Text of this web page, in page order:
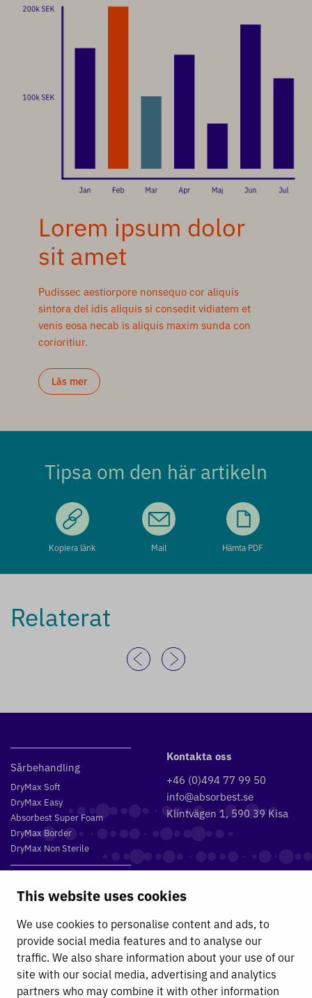
This website uses cookies
We use cookies to personalise content and ads, to
provide social media features and to analyse our
traffic. We also share information about your use of our
site with our social media, advertising and analytics
partners who may combine it with other information
Lorem ipsum dolor
sit amet
Pudissec aestiorpore nonsequo cor aliquis
sintora del idis aliquis si consedit vidiatem et
venis eosa necab is aliquis maxim sunda con
corioritiur.
Läs mer
Tipsa om den här artikeln
Kopiera länk Mail Hämta PDF
Relaterat
Sårbehandling
DryMax Soft
DryMax Easy
Absorbest Super Foam
DryMax Border
DryMax Non Sterile
DryMax 2.4
DryMax XL
DryMax Combimat
DryMax Triple
DryMax Comfort
DryMax Sterile
Kontakta oss
+46 (0)494 77 99 50
info@absorbest.se
Klintvägen 1, 590 39 Kisa